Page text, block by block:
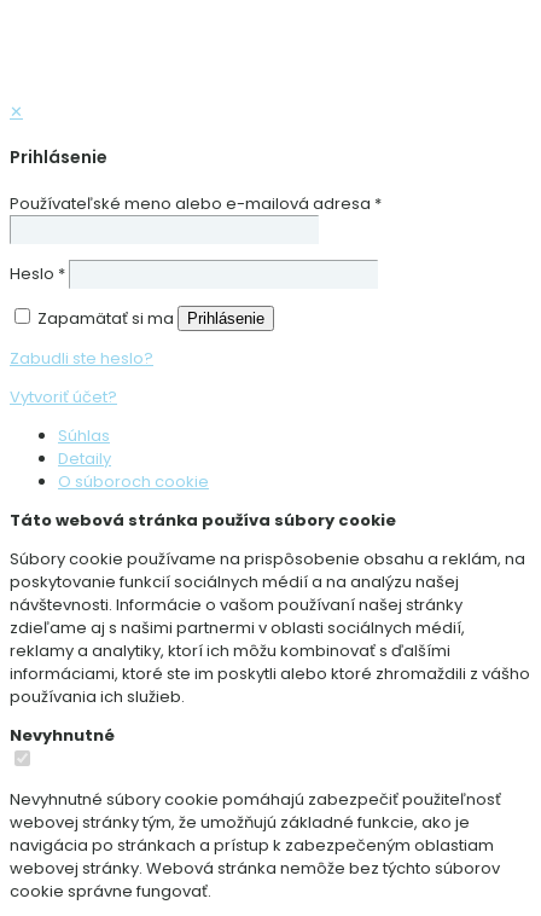
✕
Prihlásenie
Používateľské meno alebo e-mailová adresa *
Heslo *
Zapamätať si ma
Prihlásenie
Zabudli ste heslo?
Vytvoriť účet?
Súhlas
Detaily
O súboroch cookie
Táto webová stránka používa súbory cookie
Súbory cookie používame na prispôsobenie obsahu a reklám, na
poskytovanie funkcií sociálnych médií a na analýzu našej
návštevnosti. Informácie o vašom používaní našej stránky
zdieľame aj s našimi partnermi v oblasti sociálnych médií,
reklamy a analytiky, ktorí ich môžu kombinovať s ďalšími
informáciami, ktoré ste im poskytli alebo ktoré zhromaždili z vášho
používania ich služieb.
Nevyhnutné
Nevyhnutné súbory cookie pomáhajú zabezpečiť použiteľnosť
webovej stránky tým, že umožňujú základné funkcie, ako je
navigácia po stránkach a prístup k zabezpečeným oblastiam
webovej stránky. Webová stránka nemôže bez týchto súborov
cookie správne fungovať.